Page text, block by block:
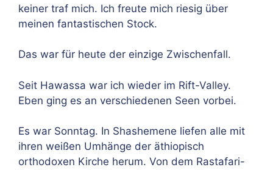
keiner traf mich. Ich freute mich riesig über
meinen fantastischen Stock.
Das war für heute der einzige Zwischenfall.
Seit Hawassa war ich wieder im Rift-Valley.
Eben ging es an verschiedenen Seen vorbei.
Es war Sonntag. In Shashemene liefen alle mit
ihren weißen Umhänge der äthiopisch
orthodoxen Kirche herum. Von dem Rastafari-